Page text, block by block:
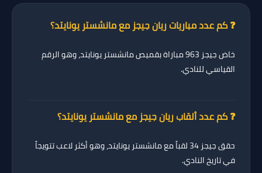
❓ كم عدد مباريات ريان جيجز مع مانشستر يونايتد؟
خاض جيجز963 مباراة
بقميص مانشستر يونايتد، وهو الرقم
القياسي للنادي.
❓ كم عدد ألقاب ريان جيجز مع مانشستر يونايتد؟
حقق جيجز34 لقباً
مع مانشستر يونايتد، وهو أكثر لاعب تتويجاً
في تاريخ النادي.